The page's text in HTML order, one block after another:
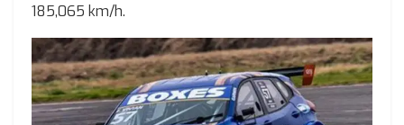
185,065 km/h.